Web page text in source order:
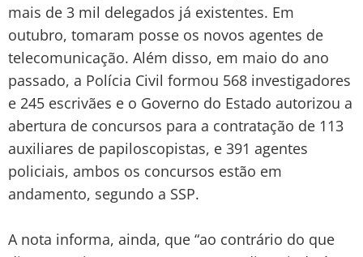
mais de 3 mil delegados já existentes. Em
outubro, tomaram posse os novos agentes de
telecomunicação. Além disso, em maio do ano
passado, a Polícia Civil formou 568 investigadores
e 245 escrivães e o Governo do Estado autorizou a
abertura de concursos para a contratação de 113
auxiliares de papiloscopistas, e 391 agentes
policiais, ambos os concursos estão em
andamento, segundo a SSP.
A nota informa, ainda, que “ao contrário do que